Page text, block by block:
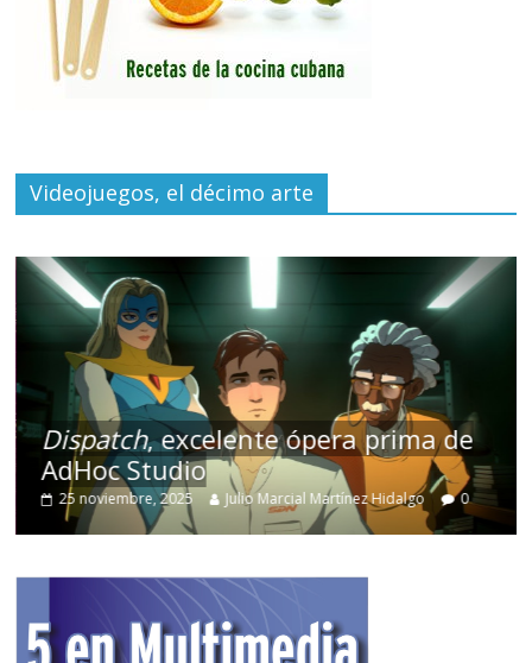
Videojuegos, el décimo arte
Dispatch, excelente ópera prima de
AdHoc Studio
25 noviembre, 2025 Julio Marcial Martínez Hidalgo 0